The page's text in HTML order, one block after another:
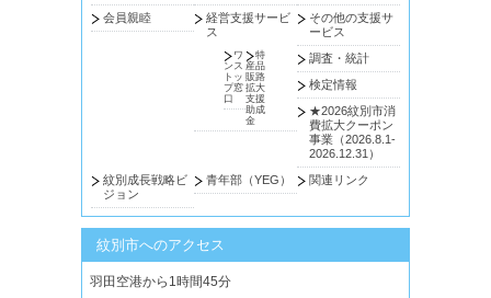
会員親睦
経営支援サービ
ス
ワ
ンス
トッ
プ窓
口
特
産品
販路
拡大
支援
助成
金
その他の支援サ
ービス
調査・統計
検定情報
★2026紋別市消
費拡大クーポン
事業（2026.8.1-
2026.12.31）
紋別成長戦略ビ
ジョン
青年部（YEG） 関連リンク
紋別市へのアクセス
羽田空港から1時間45分